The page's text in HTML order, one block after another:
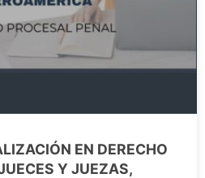
EN DERECHO
Y JUEZAS,